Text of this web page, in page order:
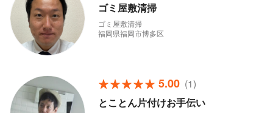
ゴミ屋敷清掃
ゴミ屋敷清掃
福岡県福岡市博多区
5.00 (1)
とことん片付けお手伝い